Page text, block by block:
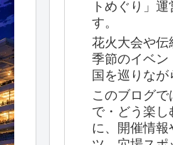
トめぐり」
す。
花火大会や伝
季節のイベン
国を巡りなが
このブログで
で・どう楽し
に、開催情報